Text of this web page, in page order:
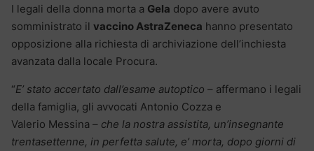
I legali della donna morta a Gela dopo avere avuto
somministrato il vaccino AstraZeneca hanno presentato
opposizione alla richiesta di archiviazione dell’inchiesta
avanzata dalla locale Procura.
“E’ stato accertato dall’esame autoptico – affermano i legali
della famiglia, gli avvocati Antonio Cozza e
Valerio Messina – che la nostra assistita, un’insegnante
trentasettenne, in perfetta salute, e’ morta, dopo giorni di